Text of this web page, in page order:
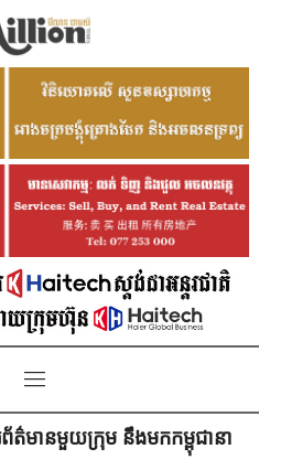
ព័ត៌មានមួយក្រុម នឹងមកកម្ពុជានា